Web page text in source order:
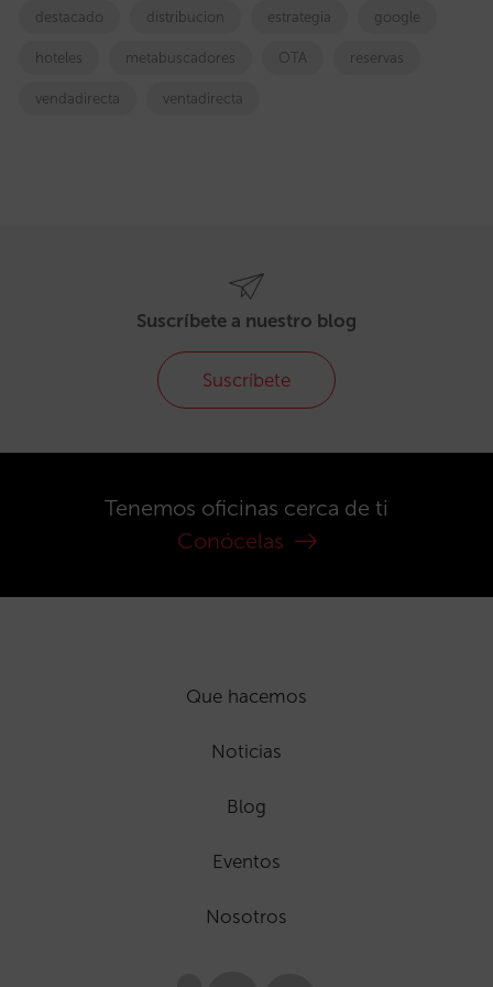
destacado distribucion estrategia google
hoteles metabuscadores OTA reservas
vendadirecta ventadirecta
Suscríbete a nuestro blog
Suscríbete
Tenemos oficinas cerca de ti
Conócelas
Que hacemos
Noticias
Blog
Eventos
Nosotros